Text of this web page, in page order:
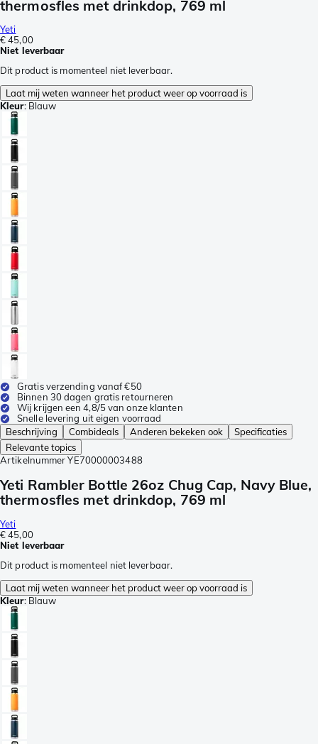
thermosfles met drinkdop, 769 ml
Yeti
€ 45,00
Niet leverbaar
Dit product is momenteel niet leverbaar.
Laat mij weten wanneer het product weer op voorraad is
Kleur: Blauw
Gratis verzending vanaf €50
Binnen 30 dagen gratis retourneren
Wij krijgen een 4,8/5 van onze klanten
Snelle levering uit eigen voorraad
Beschrijving
Combideals Anderen bekeken ook
Specificaties
Relevante topics
Artikelnummer YE70000003488
Yeti Rambler Bottle 26oz Chug Cap, Navy Blue,
thermosfles met drinkdop, 769 ml
Yeti
€ 45,00
Niet leverbaar
Dit product is momenteel niet leverbaar.
Laat mij weten wanneer het product weer op voorraad is
Kleur: Blauw